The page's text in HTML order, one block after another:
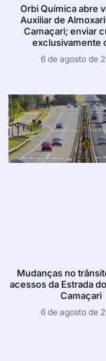
Orbi Química abre
Auxiliar de
Camaçari; enviar
exclusivamente
6 de agosto de
Mudanças no
acessos da Estrada
Camaçari
6 de agosto de